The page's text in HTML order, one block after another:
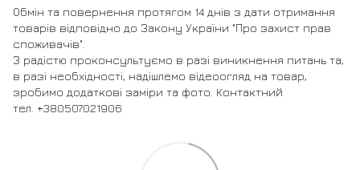
Обмін та повернення протягом 14 днів з дати отримання
товарів відповідно до Закону України "Про захист прав
споживачів".
З радістю проконсультуємо в разі виникнення питань та,
в разі необхідності, надішлемо відеоогляд на товар,
зробимо додаткові заміри та фото. Контактний
тел. +380507021906